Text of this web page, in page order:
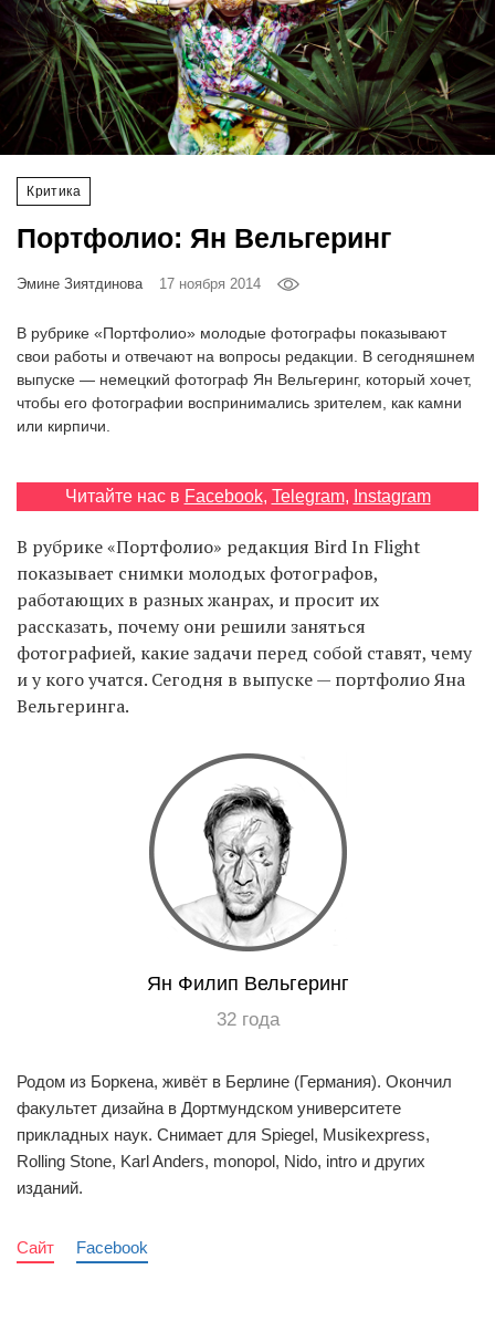
EN
UA
Критика
Портфолио: Ян Вельгеринг
Эмине Зиятдинова 17 ноября 2014
В рубрике «Портфолио» молодые фотографы показывают
свои работы и отвечают на вопросы редакции. В сегодняшнем
выпуске — немецкий фотограф Ян Вельгеринг, который хочет,
чтобы его фотографии воспринимались зрителем, как камни
или кирпичи.
Читайте нас в Facebook, Telegram, Instagram
В рубрике «Портфолио» редакция Bird In Flight
показывает снимки молодых фотографов,
работающих в разных жанрах, и просит их
рассказать, почему они решили заняться
фотографией, какие задачи перед собой ставят, чему
и у кого учатся. Сегодня в выпуске — портфолио Яна
Вельгеринга.
Ян Филип Вельгеринг
32 года
Родом из Боркена, живёт в Берлине (Германия). Окончил
факультет дизайна в Дортмундском университете
прикладных наук. Снимает для Spiegel, Musikexpress,
Rolling Stone, Karl Anders, monopol, Nido, intro и других
изданий.
Сайт Facebook